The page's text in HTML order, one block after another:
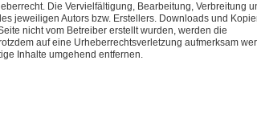
Die Vervielfältigung, Bearbeitung, Verbreitung
jeweiligen Autors bzw. Erstellers. Downloads und
nicht vom Betreiber erstellt wurden, werden die
auf eine Urheberrechtsverletzung aufmerksam
Inhalte umgehend entfernen.